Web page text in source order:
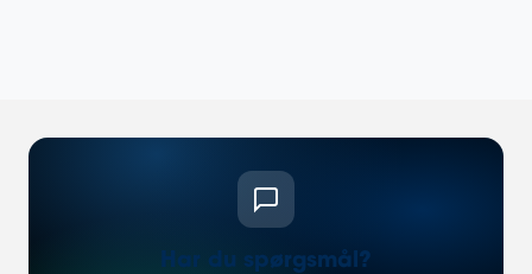
Har du spørgsmål?